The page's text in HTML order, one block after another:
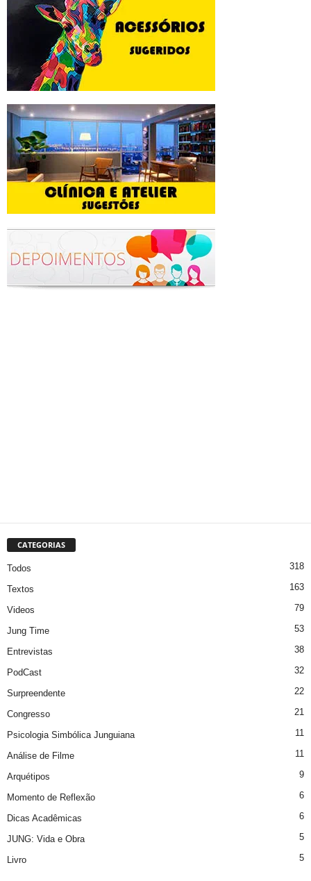
CATEGORIAS
Todos 318
Textos 163
Videos 79
Jung Time 53
Entrevistas 38
PodCast 32
Surpreendente 22
Congresso 21
Psicologia Simbólica Junguiana 11
Análise de Filme 11
Arquétipos 9
Momento de Reflexão 6
Dicas Acadêmicas 6
JUNG: Vida e Obra 5
Livro 5